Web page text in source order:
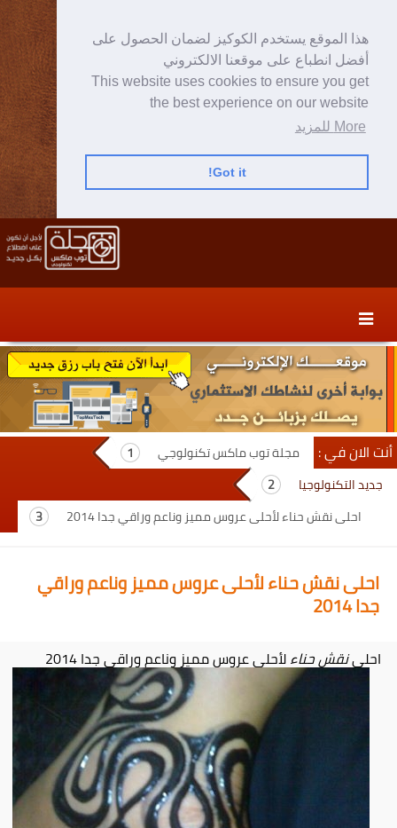
هذا الموقع يستخدم الكوكيز لضمان الحصول على
أفضل انطباع على موقعنا الالكتروني
This website uses cookies to ensure you get
the best experience on our website
More للمزيد
Got it!
content
secondary
content
أنت الان في :
مجلة توب ماكس تكنولوجي
جديد التكنولوجيا
احلى نقش حناء لأحلى عروس مميز وناعم وراقي جدا 2014
احلى نقش حناء لأحلى عروس مميز وناعم وراقي
جدا 2014
احلىنقش حناءلأحلى عروس مميز وناعم وراقي جدا 2014